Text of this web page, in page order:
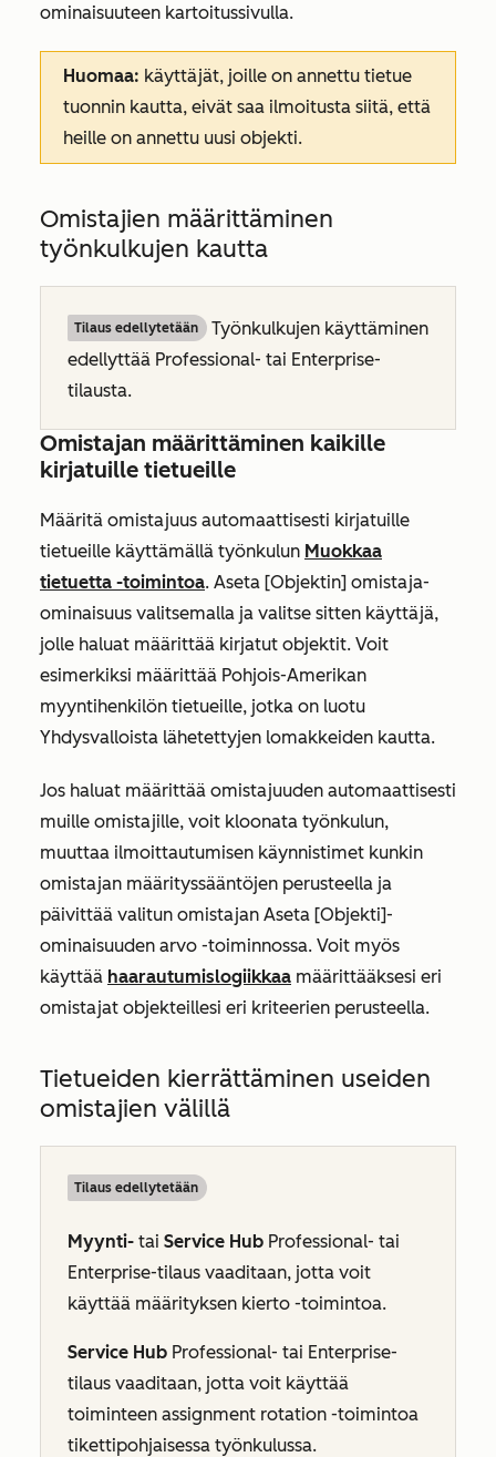
ominaisuuteen kartoitussivulla.
Huomaa: käyttäjät, joille on annettu tietue
tuonnin kautta, eivät saa ilmoitusta siitä, että
heille on annettu uusi objekti.
Omistajien määrittäminen
työnkulkujen kautta
Tilaus edellytetään
Työnkulkujen käyttäminen
edellyttää Professional- tai Enterprise-
tilausta.
Omistajan määrittäminen kaikille
kirjatuille tietueille
Määritä omistajuus automaattisesti kirjatuille
tietueille käyttämällä työnkulun Muokkaa
tietuetta -toimintoa. Aseta [Objektin] omistaja-
ominaisuus valitsemalla ja valitse sitten käyttäjä,
jolle haluat määrittää kirjatut objektit. Voit
esimerkiksi määrittää Pohjois-Amerikan
myyntihenkilön tietueille, jotka on luotu
Yhdysvalloista lähetettyjen lomakkeiden kautta.
Jos haluat määrittää omistajuuden automaattisesti
muille omistajille, voit kloonata työnkulun,
muuttaa ilmoittautumisen käynnistimet kunkin
omistajan määrityssääntöjen perusteella ja
päivittää valitun omistajan Aseta [Objekti]-
ominaisuuden arvo -toiminnossa. Voit myös
käyttää haarautumislogiikkaa määrittääksesi eri
omistajat objekteillesi eri kriteerien perusteella.
Tietueiden kierrättäminen useiden
omistajien välillä
Tilaus edellytetään
Myynti- tai Service Hub Professional- tai
Enterprise-tilaus vaaditaan, jotta voit
käyttää määrityksen kierto -toimintoa.
Service Hub Professional- tai Enterprise-
tilaus vaaditaan, jotta voit käyttää
toiminteen assignment rotation -toimintoa
tikettipohjaisessa työnkulussa.